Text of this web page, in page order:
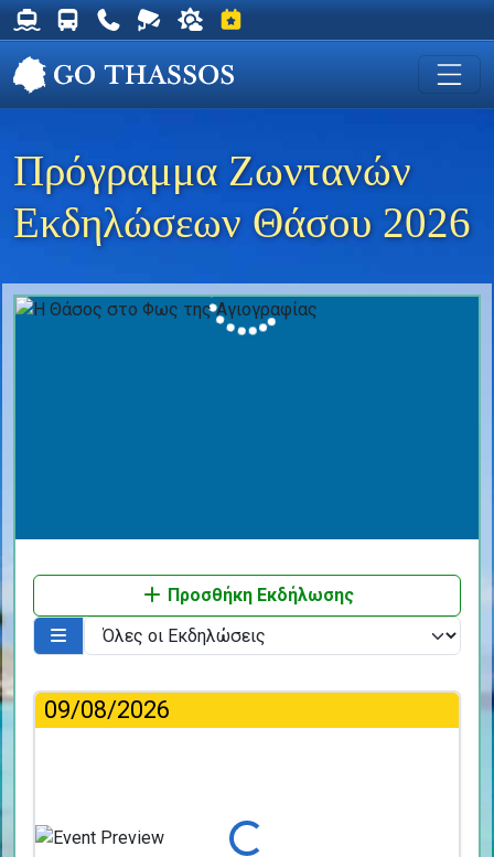
Δρομολόγια Φέρυ για Θάσο
Δρομολόγια Λεωφορείων Θάσου
Χρήσιμα Τηλέφωνα
Ζωντανή Κάμερα στη Χρυσή Ακτή
Ο καιρός στη Θάσο
Εκδηλώσεις στη Θάσο
Πρόγραμμα Ζωντανών
Εκδηλώσεων Θάσου 2026
Προσθήκη Εκδήλωσης
09/08/2026
Φόρτωση...